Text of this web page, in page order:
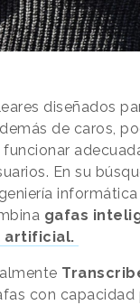
diseñados
de caros,
En su
gafas
artificial.
con